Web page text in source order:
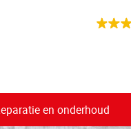
en onderhoud